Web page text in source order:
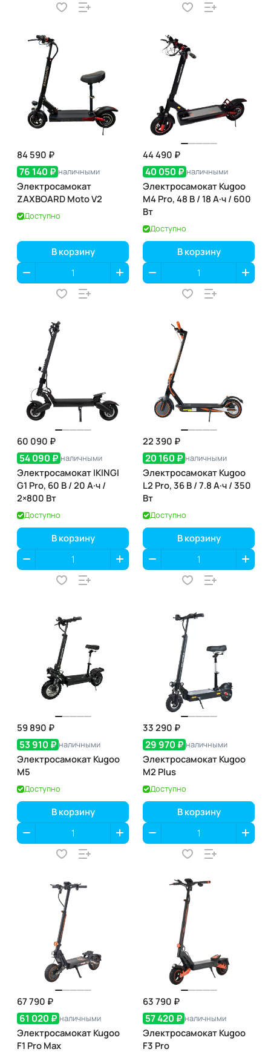
84 590 ₽
76 140 ₽ наличными
Электросамокат
ZAXBOARD Moto V2
Доступно
В корзину
44 490 ₽
40 050 ₽ наличными
Электросамокат Kugoo
M4 Pro, 48 В / 18 А·ч / 600
Вт
Доступно
В корзину
60 090 ₽
54 090 ₽ наличными
Электросамокат IKINGI
G1 Pro, 60 В / 20 А·ч /
2×800 Вт
Доступно
В корзину
22 390 ₽
20 160 ₽ наличными
Электросамокат Kugoo
L2 Pro, 36 В / 7.8 А·ч / 350
Вт
Доступно
В корзину
59 890 ₽
53 910 ₽ наличными
Электросамокат Kugoo
M5
Доступно
В корзину
33 290 ₽
29 970 ₽ наличными
Электросамокат Kugoo
M2 Plus
Доступно
В корзину
67 790 ₽
61 020 ₽ наличными
Электросамокат Kugoo
F1 Pro Max
63 790 ₽
57 420 ₽ наличными
Электросамокат Kugoo
F3 Pro